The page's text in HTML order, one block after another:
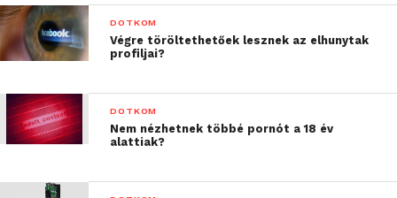
DOTKOM
Végre töröltethetőek lesznek az elhunytak
profiljai?
DOTKOM
Nem nézhetnek többé pornót a 18 év
alattiak?